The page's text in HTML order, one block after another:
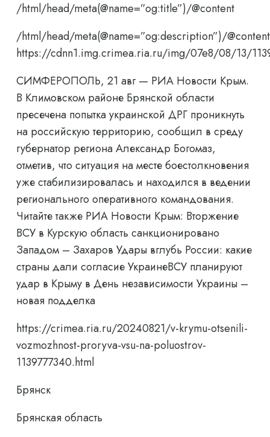
/html/head/meta(@name=”og:title”)/@content
/html/head/meta(@name=”og:description”)/@content
https://cdnn1.img.crimea.ria.ru/img/07e8/08/13/
СИМФЕРОПОЛЬ, 21 авг — РИА Новости Крым.
В Климовском районе Брянской области
пресечена попытка украинской ДРГ проникнуть
на российскую территорию, сообщил в среду
губернатор региона Александр Богомаз,
отметив, что ситуация на месте боестолкновения
уже стабилизировалась и находился в ведении
регионального оперативного командования.
Читайте также РИА Новости Крым: Вторжение
ВСУ в Курскую область санкционировано
Западом – Захаров Удары вглубь России: какие
страны дали согласие УкраинеВСУ планируют
удар в Крыму в День независимости Украины –
новая подделка
https://crimea.ria.ru/20240821/v-krymu-otsenili-
vozmozhnost-proryva-vsu-na-poluostrov-
1139777340.html
Брянск
Брянская область